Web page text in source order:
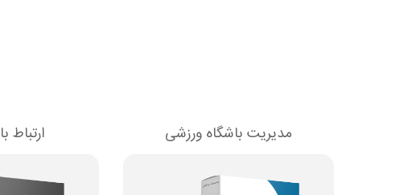
مدیریت باشگاه ورزشی ارتباط